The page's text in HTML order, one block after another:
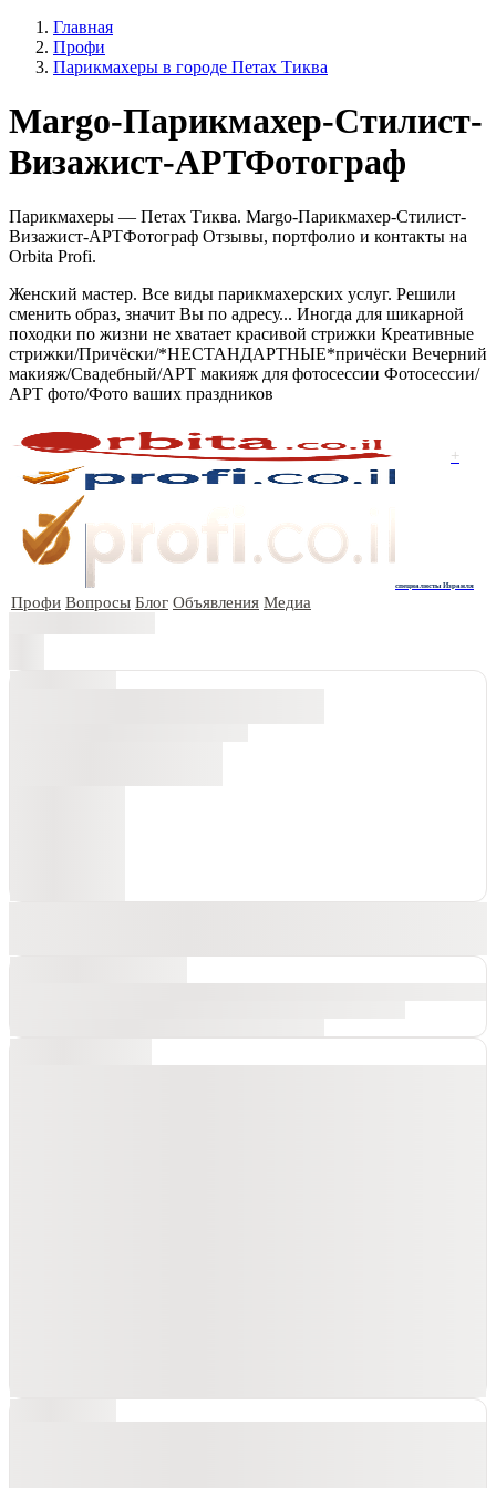
Главная
Профи
Парикмахеры в городе Петах Тиква
Margo-Парикмахер-Стилист-
Визажист-АРТФотограф
Парикмахеры — Петах Тиква. Margo-Парикмахер-Стилист-
Визажист-АРТФотограф Отзывы, портфолио и контакты на
Orbita Profi.
Женский мастер. Все виды парикмахерских услуг. Решили
сменить образ, значит Вы по адресу... Иногда для шикарной
походки по жизни не хватает красивой стрижки Креативные
стрижки/Причёски/*НЕСТАНДАРТНЫЕ*причёски Вечерний
макияж/Свадебный/АРТ макияж для фотосессии Фотосессии/
АРТ фото/Фото ваших праздников
+
специалисты Израиля
Профи Вопросы Блог Объявления Медиа